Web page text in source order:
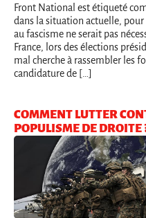
Front National est étiqueté
dans la situation actuelle,
au fascisme ne serait pas
France, lors des élections
mal cherche à rassembler les
candidature de […]
COMMENT LUTTER
POPULISME DE DROITE